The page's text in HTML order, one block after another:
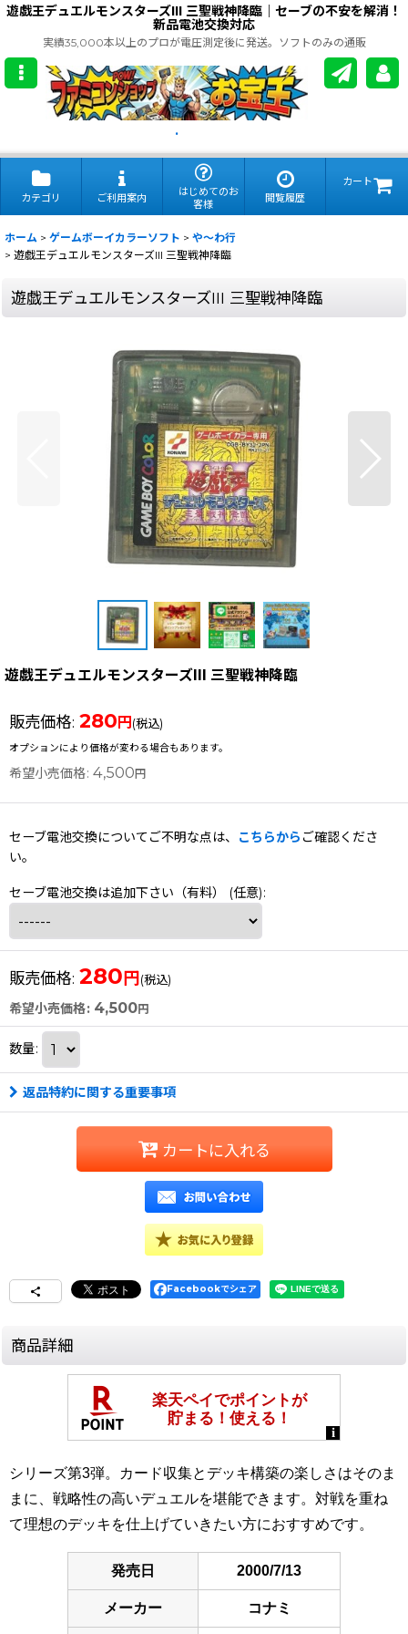
遊戯王デュエルモンスターズIII 三聖戦神降臨｜セーブの不安を解消！
新品電池交換対応
実績35,000本以上のプロが電圧測定後に発送。ソフトのみの通販
.
カテゴリ ご利用案内
はじめてのお
客様
閲覧履歴
カート
ホーム > ゲームボーイカラーソフト > や〜わ行
> 遊戯王デュエルモンスターズIII 三聖戦神降臨
遊戯王デュエルモンスターズIII 三聖戦神降臨
遊戯王デュエルモンスターズIII 三聖戦神降臨
販売価格: 280 円 (税込)
オプションにより価格が変わる場合もあります。
希望小売価格: 4,500 円
セーブ電池交換についてご不明な点は、 こちらから ご確認くださ
い。
セーブ電池交換は追加下さい（有料） (任意):
販売価格: 280円(税込)
希望小売価格: 4,500円
数量:
返品特約に関する重要事項
カートに入れる
Facebookでシェア
商品詳細
シリーズ第3弾。カード収集とデッキ構築の楽しさはそのま
まに、戦略性の高いデュエルを堪能できます。対戦を重ね
て理想のデッキを仕上げていきたい方におすすめです。
発売日 2000/7/13
メーカー コナミ